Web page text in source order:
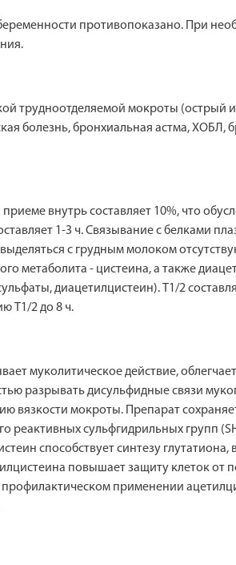
противопоказано. При
трудноотделяемой мокроты (острый
болезнь, бронхиальная астма,
внутрь составляет 10%, что
1-3 ч. Связывание с белками
с грудным молоком
метаболита - цистеина, а также
диацетилцистеин). Т1/2
Т1/2 до 8 ч.
муколитическое действие,
разрывать дисульфидные связи
мокроты. Препарат
реактивных сульфгидрильных групп
способствует синтезу
повышает защиту клеток
применении